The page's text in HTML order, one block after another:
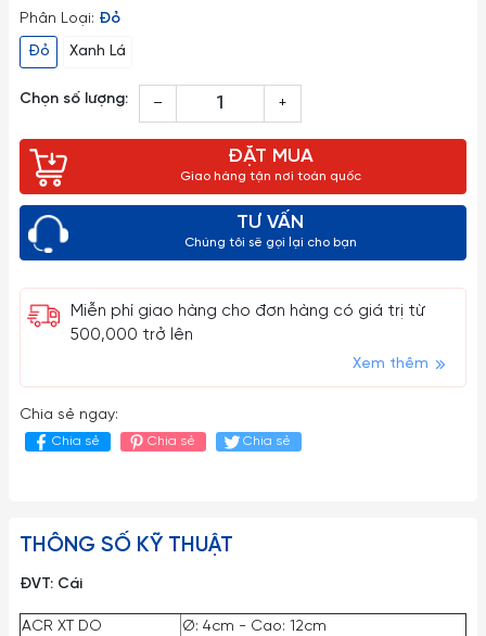
Phân Loại: Đỏ
Đỏ
Xanh Lá
Chọn số lượng: – +
ĐẶT MUA
Giao hàng tận nơi toàn quốc
TƯ VẤN
Chúng tôi sẽ gọi lại cho bạn
Miễn phí giao hàng cho đơn hàng có giá trị từ
500,000 trở lên
Xem thêm
Chia sẻ ngay:
Chia sẻ Chia sẻ Chia sẻ
THÔNG SỐ KỸ THUẬT
ĐVT: Cái
ACR XT DO
Ø: 4cm - Cao: 12cm